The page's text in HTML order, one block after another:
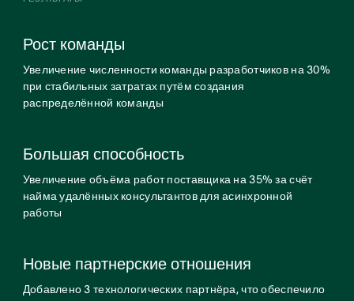
Рост команды
Увеличение численности команды разработчиков на 30%
при стабильных затратах путём создания
распределённой команды
Большая способность
Увеличение объёма работ поставщика на 35% за счёт
найма удалённых консультантов для асинхронной
работы
Новые партнерские отношения
Добавлено 3 технологических партнёра, что обеспечило